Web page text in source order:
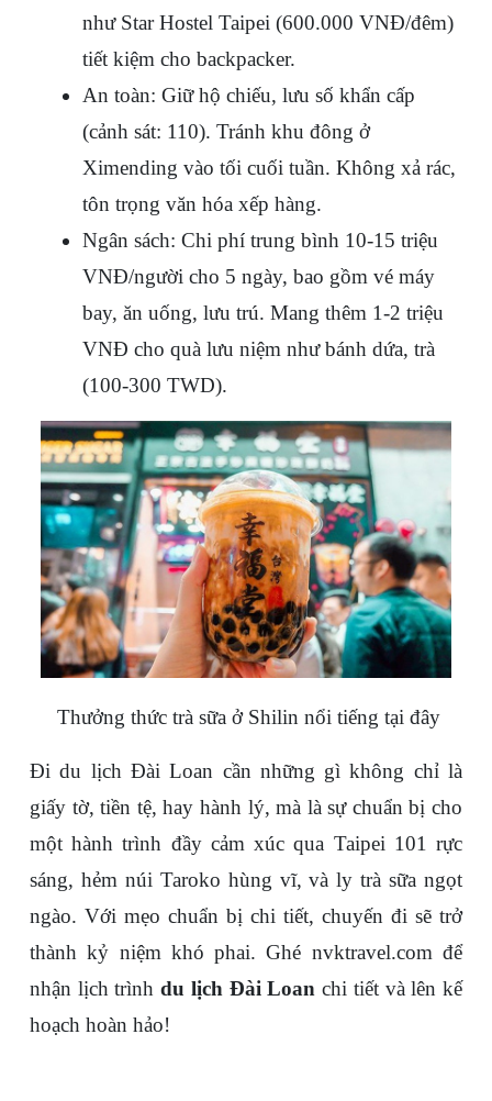
như Star Hostel Taipei (600.000 VNĐ/đêm)
tiết kiệm cho backpacker.
An toàn: Giữ hộ chiếu, lưu số khẩn cấp
(cảnh sát: 110). Tránh khu đông ở
Ximending vào tối cuối tuần. Không xả rác,
tôn trọng văn hóa xếp hàng.
Ngân sách: Chi phí trung bình 10-15 triệu
VNĐ/người cho 5 ngày, bao gồm vé máy
bay, ăn uống, lưu trú. Mang thêm 1-2 triệu
VNĐ cho quà lưu niệm như bánh dứa, trà
(100-300 TWD).
Thưởng thức trà sữa ở Shilin nổi tiếng tại đây
Đi du lịch Đài Loan cần những gì không chỉ là
giấy tờ, tiền tệ, hay hành lý, mà là sự chuẩn bị cho
một hành trình đầy cảm xúc qua Taipei 101 rực
sáng, hẻm núi Taroko hùng vĩ, và ly trà sữa ngọt
ngào. Với mẹo chuẩn bị chi tiết, chuyến đi sẽ trở
thành kỷ niệm khó phai. Ghé nvktravel.com để
nhận lịch trình du lịch Đài Loan chi tiết và lên kế
hoạch hoàn hảo!